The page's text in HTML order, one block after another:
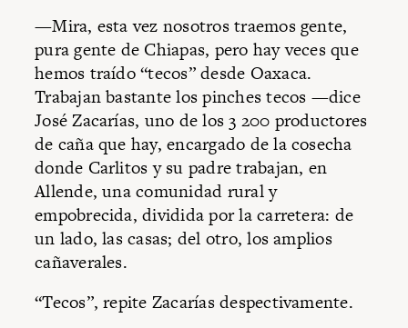
—Mira, esta vez nosotros traemos gente,
pura gente de Chiapas, pero hay veces que
hemos traído “tecos” desde Oaxaca.
Trabajan bastante los pinches tecos —dice
José Zacarías, uno de los 3 200 productores
de caña que hay, encargado de la cosecha
donde Carlitos y su padre trabajan, en
Allende, una comunidad rural y
empobrecida, dividida por la carretera: de
un lado, las casas; del otro, los amplios
cañaverales.
“Tecos”, repite Zacarías despectivamente.